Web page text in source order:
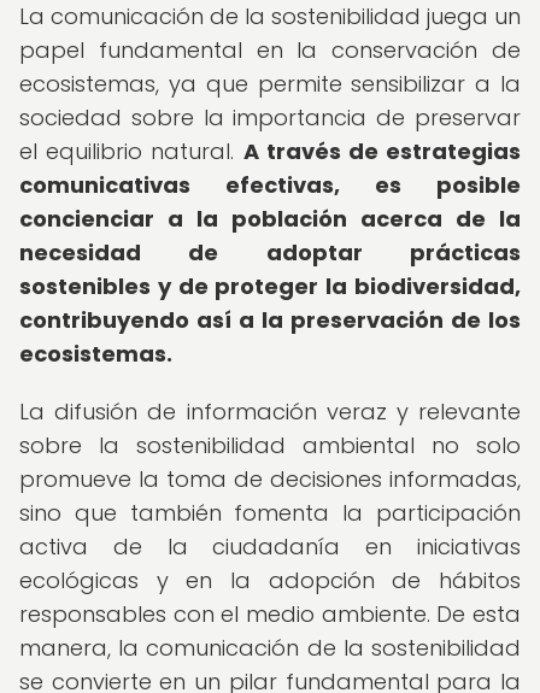
La comunicación de la sostenibilidad juega un
papel fundamental en la conservación de
ecosistemas, ya que permite sensibilizar a la
sociedad sobre la importancia de preservar
el equilibrio natural. A través de estrategias
comunicativas efectivas, es posible
concienciar a la población acerca de la
necesidad de adoptar prácticas
sostenibles y de proteger la biodiversidad,
contribuyendo así a la preservación de los
ecosistemas.
La difusión de información veraz y relevante
sobre la sostenibilidad ambiental no solo
promueve la toma de decisiones informadas,
sino que también fomenta la participación
activa de la ciudadanía en iniciativas
ecológicas y en la adopción de hábitos
responsables con el medio ambiente. De esta
manera, la comunicación de la sostenibilidad
se convierte en un pilar fundamental para la